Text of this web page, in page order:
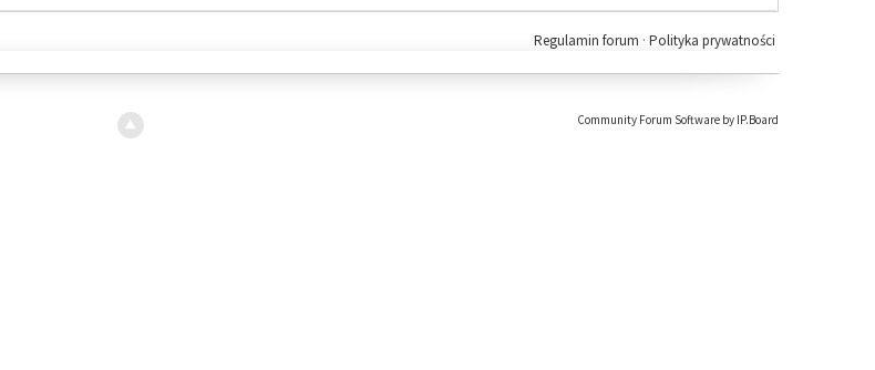
Polityka prywatności
Regulamin forum ·
Community Forum Software by IP.Board